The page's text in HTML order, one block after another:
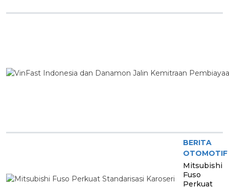
BERITA
OTOMOTIF
Mitsubishi
Fuso
Perkuat